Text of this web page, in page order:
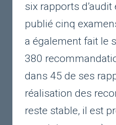
six rapports d’audit
publié cinq
a également fait le
380
dans 45 de ses
réalisation des
reste stable, il est